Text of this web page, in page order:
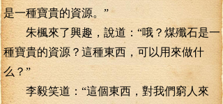
是一種寶貴的資源。”
朱楓來了興趣，說道：“哦？煤殲石是一
種寶貴的資源？這種東西，可以用來做什
么？”
李毅笑道：“這個東西，對我們窮人來